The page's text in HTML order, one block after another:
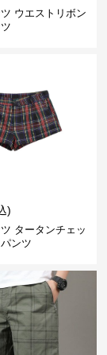
ウエストリボン
)
タータンチェッ
ンツ